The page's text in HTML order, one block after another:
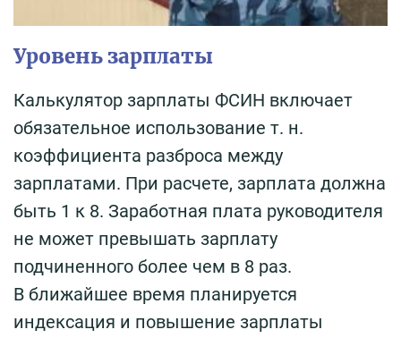
Уровень зарплаты
Калькулятор зарплаты ФСИН включает
обязательное использование т. н.
коэффициента разброса между
зарплатами. При расчете, зарплата должна
быть 1 к 8. Заработная плата руководителя
не может превышать зарплату
подчиненного более чем в 8 раз.
В ближайшее время планируется
индексация и повышение зарплаты